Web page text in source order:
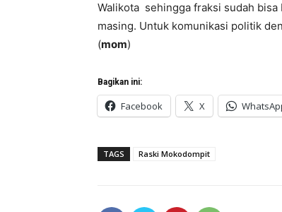
Walikota sehingga fraksi sudah
masing. Untuk komunikasi politik
(mom)
Bagikan ini:
Facebook X
TAGS Raski Mokodompit